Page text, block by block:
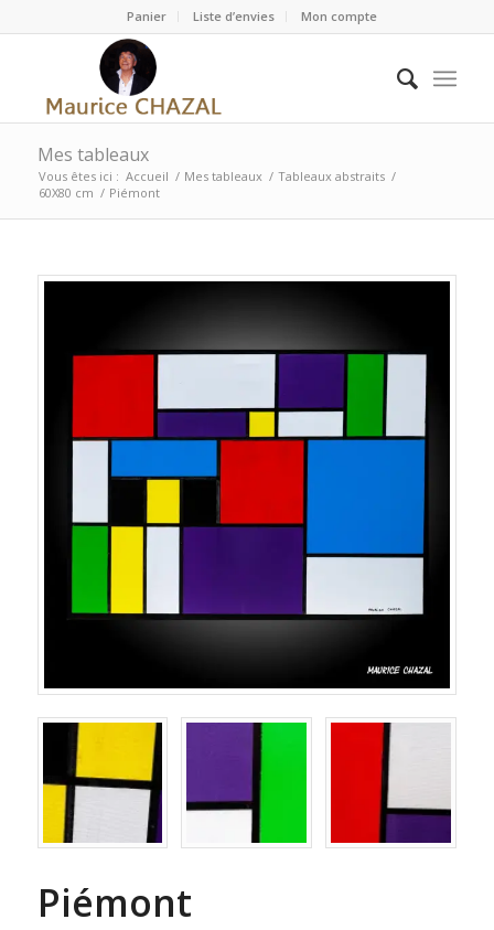
Panier Liste d’envies Mon compte
Mes tableaux
Vous êtes ici : Accueil / Mes tableaux / Tableaux abstraits /
60X80 cm / Piémont
Piémont